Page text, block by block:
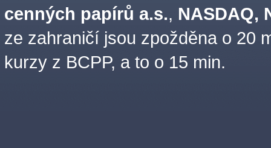
cenných papírů a.s., NASDAQ,
ze zahraničí jsou zpožděna o 20
kurzy z BCPP, a to o 15 min.